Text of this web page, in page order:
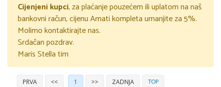
Cijenjeni kupci, za plaćanje pouzećem ili uplatom na naš
bankovni račun, cijenu Amati kompleta umanjite za 5%.
Molimo kontaktirajte nas.
Srdačan pozdrav.
Maris Stella tim
PRVA << 1 >> ZADNJA TOP